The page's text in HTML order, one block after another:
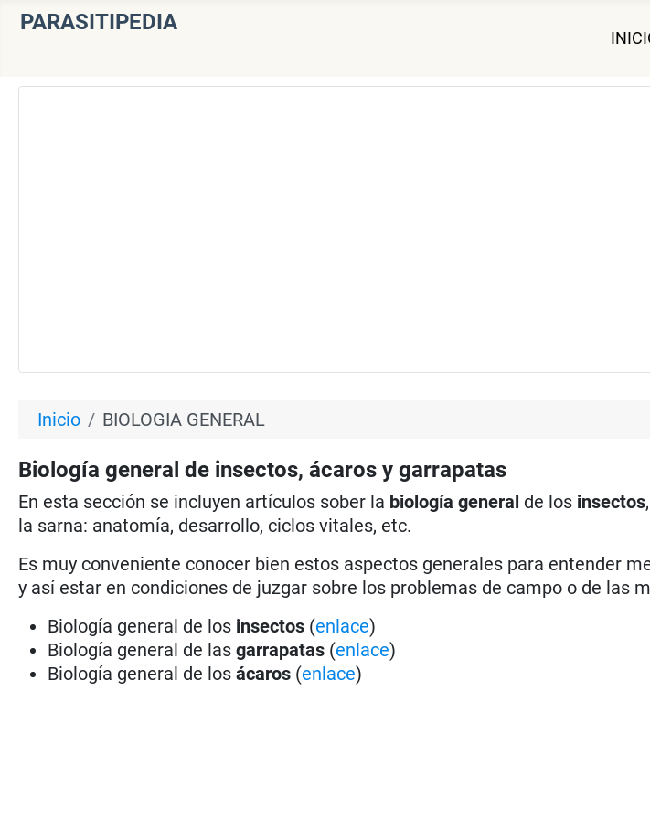
PARASITIPEDIA
Inicio BIOLOGIA GENERAL
Biología general de insectos, ácaros y garrapatas
En esta sección se incluyen artículos sober la biología general de los insectos
la sarna: anatomía, desarrollo, ciclos vitales, etc.
Es muy conveniente conocer bien estos aspectos generales para entender
y así estar en condiciones de juzgar sobre los problemas de campo o de las
Biología general de los insectos (enlace)
Biología general de lasgarrapatas (enlace)
Biología general de losácaros (enlace)